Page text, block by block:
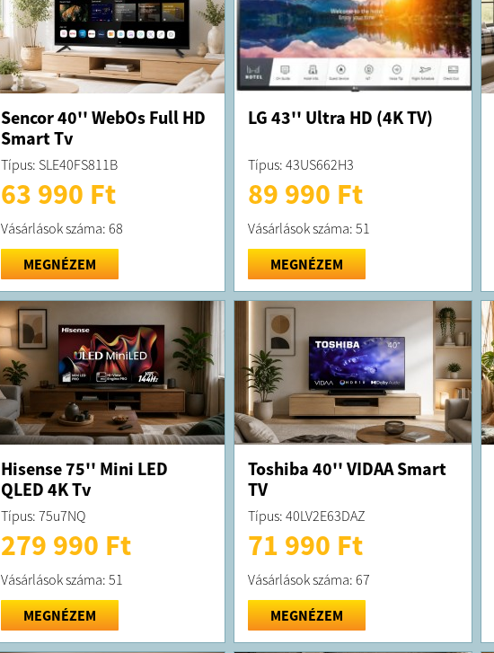
Sencor 40'' WebOs Full HD
Smart Tv
Típus: SLE40FS811B
63 990 Ft
Vásárlások száma: 68
MEGNÉZEM
LG 43'' Ultra HD (4K TV)
Típus: 43US662H3
89 990 Ft
Vásárlások száma: 51
MEGNÉZEM
Hisense 75'' Mini LED
QLED 4K Tv
Típus: 75u7NQ
279 990 Ft
Vásárlások száma: 51
MEGNÉZEM
Toshiba 40'' VIDAA Smart
TV
Típus: 40LV2E63DAZ
71 990 Ft
Vásárlások száma: 67
MEGNÉZEM